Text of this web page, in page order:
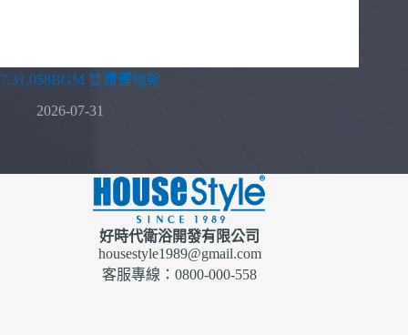
7.31.058BGM 雙層置物架
2026-07-31
好時代衛浴開發有限公司
housestyle1989@gmail.com
客服專線：0800-000-558